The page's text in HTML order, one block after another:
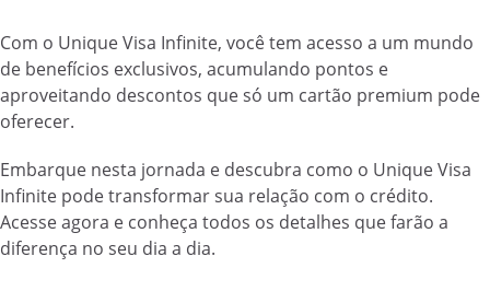
Com o Unique Visa Infinite, você tem acesso a um mundo
de benefícios exclusivos, acumulando pontos e
aproveitando descontos que só um cartão premium pode
oferecer.
Embarque nesta jornada e descubra como o Unique Visa
Infinite pode transformar sua relação com o crédito.
Acesse agora e conheça todos os detalhes que farão a
diferença no seu dia a dia.